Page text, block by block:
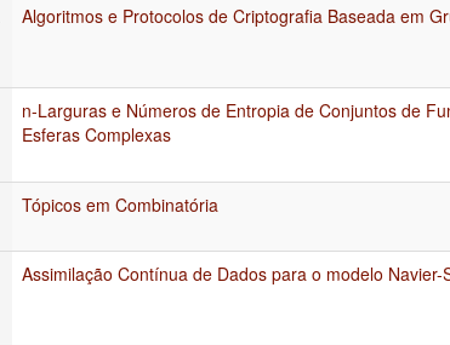
Algoritmos e Protocolos de Criptografia Baseada em
n-Larguras e Números de Entropia de Conjuntos de
Esferas Complexas
Tópicos em Combinatória
Assimilação Contínua de Dados para o modelo Navier-